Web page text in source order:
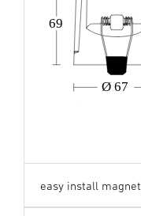
Ø 67
69
easy install magnet